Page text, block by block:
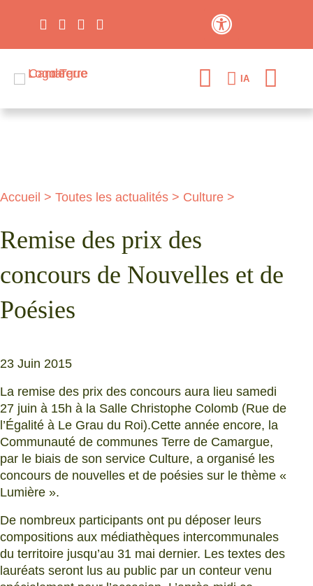
IA
Accueil > Toutes les actualités > Culture >
Remise des prix des
concours de Nouvelles et de
Poésies
23 Juin 2015
La remise des prix des concours aura lieu samedi
27 juin à 15h à la Salle Christophe Colomb (Rue de
l’Égalité à Le Grau du Roi).Cette année encore, la
Communauté de communes Terre de Camargue,
par le biais de son service Culture, a organisé les
concours de nouvelles et de poésies sur le thème «
Lumière ».
De nombreux participants ont pu déposer leurs
compositions aux médiathèques intercommunales
du territoire jusqu’au 31 mai dernier. Les textes des
lauréats seront lus au public par un conteur venu